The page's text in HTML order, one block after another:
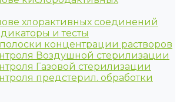
хлорактивных соединений
и тесты
концентрации растворов
Воздушной стерилизации
Газовой стерилизации
предстерил. обработки